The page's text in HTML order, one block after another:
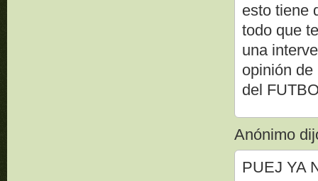
esto tiene
todo que
una
opinión
del
Anónimo
PUEJ YA